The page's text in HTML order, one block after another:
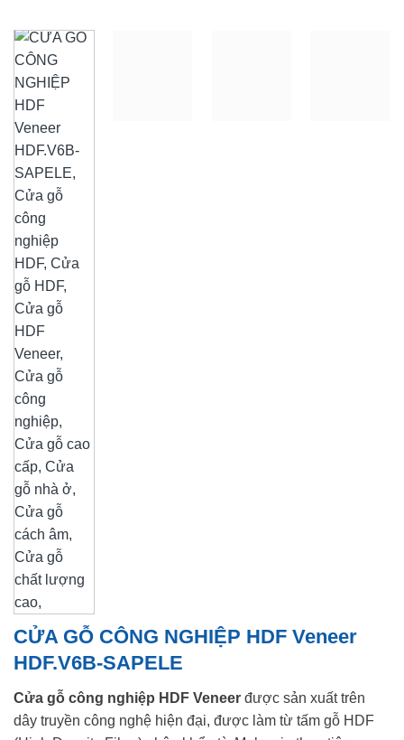
CỬA GỖ CÔNG NGHIỆP HDF Veneer
HDF.V6B-SAPELE
Cửa gỗ công nghiệp HDF Veneer được sản xuất trên
dây truyền công nghệ hiện đại, được làm từ tấm gỗ HDF